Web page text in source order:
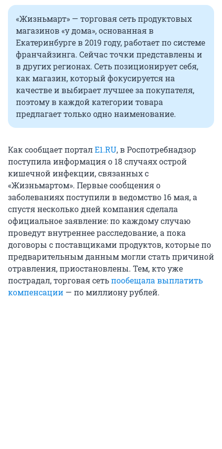
«Жизньмарт» — торговая сеть продуктовых
магазинов «у дома», основанная в
Екатеринбурге в 2019 году, работает по системе
франчайзинга. Сейчас точки представлены и
в других регионах. Сеть позиционирует себя,
как магазин, который фокусируется на
качестве и выбирает лучшее за покупателя,
поэтому в каждой категории товара
предлагает только одно наименование.
Как сообщает порталE1.RU, в Роспотребнадзор
поступила информация о 18 случаях острой
кишечной инфекции, связанных с
«Жизньмартом». Первые сообщения о
заболеваниях поступили в ведомство 16 мая, а
спустя несколько дней компания сделала
официальное заявление: по каждому случаю
проведут внутреннее расследование, а пока
договоры с поставщиками продуктов, которые по
предварительным данным могли стать причиной
отравления, приостановлены. Тем, кто уже
пострадал, торговая сетьпообещала выплатить
компенсации — по миллиону рублей.